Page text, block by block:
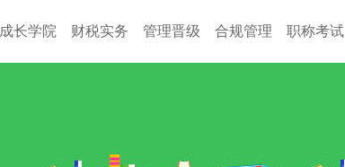
成长学院 财税实务 管理晋级 合规管理 职称考试